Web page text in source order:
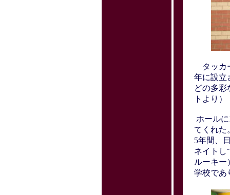
タッカ
年に設立
どの多彩
トより）
ホール
てくれ
5年間、
ネイトし
ルーキー
学校であ